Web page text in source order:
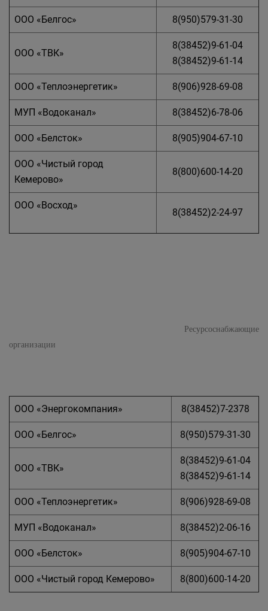
ООО «Белгос» 8(950)579-31-30
ООО «ТВК»
8(38452)9-61-04
8(38452)9-61-14
ООО «Теплоэнергетик» 8(906)928-69-08
МУП «Водоканал» 8(38452)6-78-06
ООО «Белсток» 8(905)904-67-10
ООО «Чистый город
Кемерово»
8(800)600-14-20
ООО «Восход»
8(38452)2-24-97
Ресурсоснабжающие
организации
ООО «Энергокомпания» 8(38452)7-2378
ООО «Белгос» 8(950)579-31-30
ООО «ТВК»
8(38452)9-61-04
8(38452)9-61-14
ООО «Теплоэнергетик» 8(906)928-69-08
МУП «Водоканал» 8(38452)2-06-16
ООО «Белсток» 8(905)904-67-10
ООО «Чистый город Кемерово» 8(800)600-14-20